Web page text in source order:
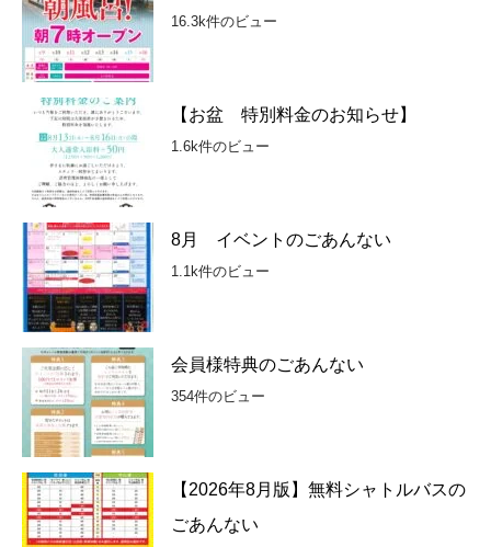
16.3k件のビュー
【お盆 特別料金のお知らせ】
1.6k件のビュー
8月 イベントのごあんない
1.1k件のビュー
会員様特典のごあんない
354件のビュー
【2026年8月版】無料シャトルバスの
ごあんない